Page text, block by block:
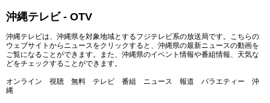
沖縄テレビ - OTV
沖縄テレビは、沖縄県を対象地域とするフジテレビ系の放送局です。こちらの
ウェブサイトからニュースをクリックすると、沖縄県の最新ニュースの動画を
ご覧になることができます。また、沖縄県のイベント情報や番組情報、天気な
どをチェックすることができます。
オンライン 視聴 無料 テレビ 番組 ニュース 報道 バラエティー 沖
縄